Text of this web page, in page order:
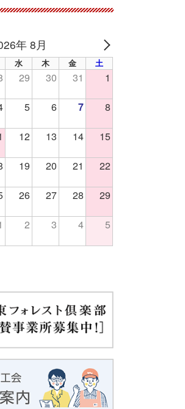
年 8月
NEXT
水 木 金 土
29 30 31 1
5 6 7 8
12 13 14 15
19 20 21 22
26 27 28 29
2 3 4 5